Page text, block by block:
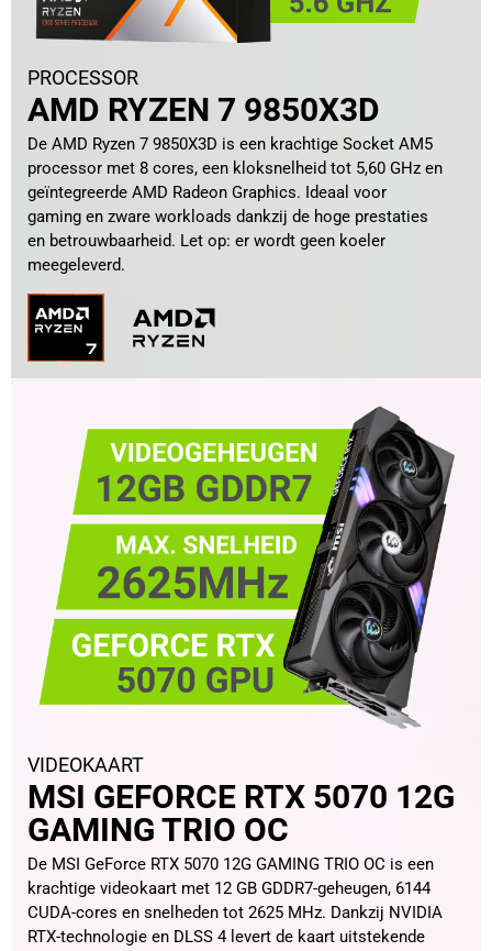
PROCESSOR
AMD RYZEN 7 9850X3D
De AMD Ryzen 7 9850X3D is een krachtige Socket AM5
processor met 8 cores, een kloksnelheid tot 5,60 GHz en
geïntegreerde AMD Radeon Graphics. Ideaal voor
gaming en zware workloads dankzij de hoge prestaties
en betrouwbaarheid. Let op: er wordt geen koeler
meegeleverd.
VIDEOKAART
MSI GEFORCE RTX 5070 12G
GAMING TRIO OC
De MSI GeForce RTX 5070 12G GAMING TRIO OC is een
krachtige videokaart met 12 GB GDDR7-geheugen, 6144
CUDA-cores en snelheden tot 2625 MHz. Dankzij NVIDIA
RTX-technologie en DLSS 4 levert de kaart uitstekende